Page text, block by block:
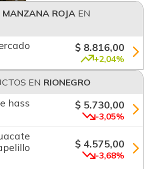
MANZANA ROJAEN
$ 8.816,00
+2,04%
EN RIONEGRO
hass $ 5.730,00
-3,05%
$ 4.575,00
-3,68%